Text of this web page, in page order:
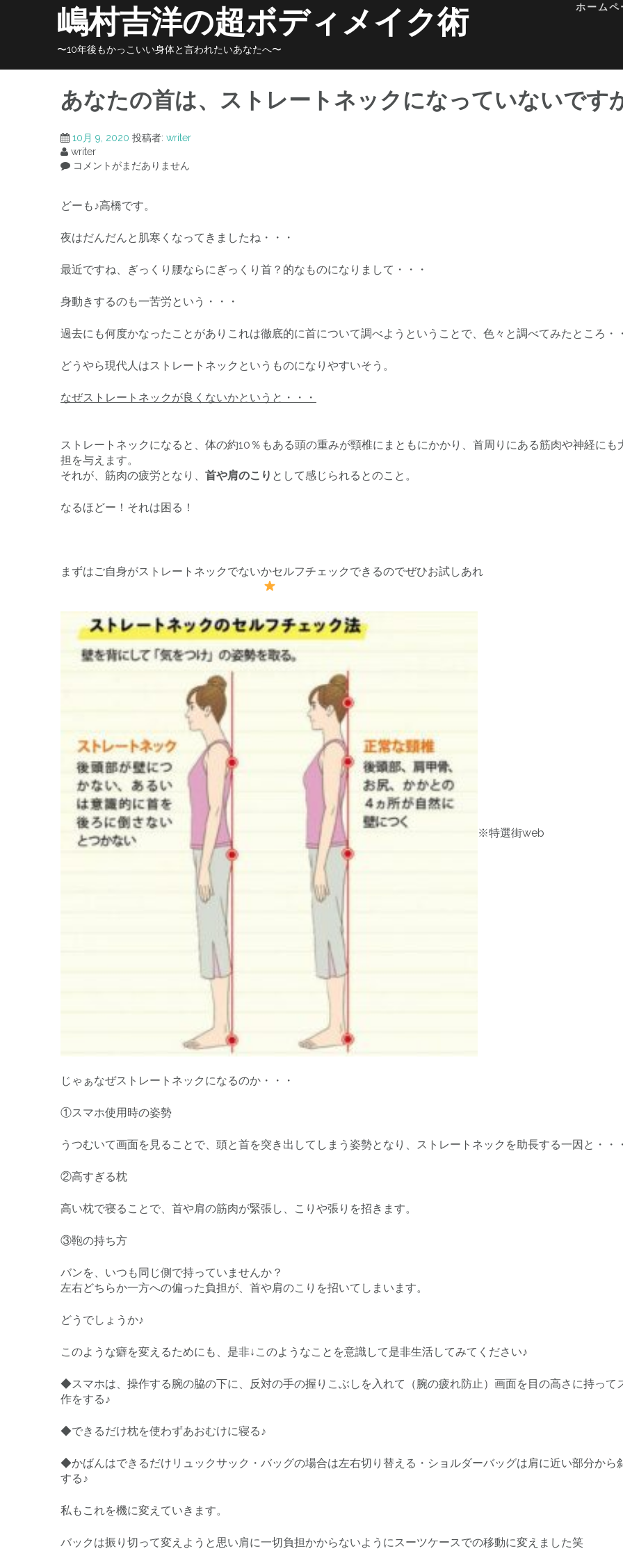
嶋村吉洋の超ボディメイク術
〜10年後もかっこいい身体と言われたいあなたへ〜
ホームペ
あなたの首は、ストレートネックになっていないです
10月 9, 2020 投稿者: writer
writer
コメントがまだありません
どーも♪高橋です。
夜はだんだんと肌寒くなってきましたね・・・
最近ですね、ぎっくり腰ならにぎっくり首？的なものになりまして・・・
身動きするのも一苦労という・・・
過去にも何度かなったことがありこれは徹底的に首について調べようということで、色々と調べてみたところ・
どうやら現代人はストレートネックというものになりやすいそう。
なぜストレートネックが良くないかというと・・・
ストレートネックになると、体の約10％もある頭の重みが頸椎にまともにかかり、首周りにある筋肉や神経にも
担を与えます。
それが、筋肉の疲労となり、 首や肩のこり として感じられるとのこと。
なるほどー！それは困る！
まずはご自身がストレートネックでないかセルフチェックできるのでぜひお試しあれ
※特選街web
じゃぁなぜストレートネックになるのか・・・
①スマホ使用時の姿勢
うつむいて画面を見ることで、頭と首を突き出してしまう姿勢となり、ストレートネックを助長する一因と・・・
②高すぎる枕
高い枕で寝ることで、首や肩の筋肉が緊張し、こりや張りを招きます。
③鞄の持ち方
バンを、いつも同じ側で持っていませんか？
左右どちらか一方への偏った負担が、首や肩のこりを招いてしまいます。
どうでしょうか♪
このような癖を変えるためにも、是非↓このようなことを意識して是非生活してみてください♪
◆スマホは、操作する腕の脇の下に、反対の手の握りこぶしを入れて（腕の疲れ防止）画面を目の高さに持って
作をする♪
◆できるだけ枕を使わずあおむけに寝る♪
◆かばんはできるだけリュックサック・バッグの場合は左右切り替える・ショルダーバッグは肩に近い部分から
する♪
私もこれを機に変えていきます。
バックは振り切って変えようと思い肩に一切負担かからないようにスーツケースでの移動に変えました笑